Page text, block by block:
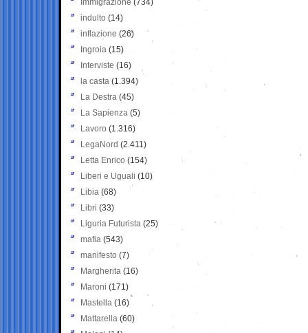
Immigrazione (734)
indulto (14)
inflazione (26)
Ingroia (15)
Interviste (16)
la casta (1.394)
La Destra (45)
La Sapienza (5)
Lavoro (1.316)
LegaNord (2.411)
Letta Enrico (154)
Liberi e Uguali (10)
Libia (68)
Libri (33)
Liguria Futurista (25)
mafia (543)
manifesto (7)
Margherita (16)
Maroni (171)
Mastella (16)
Mattarella (60)